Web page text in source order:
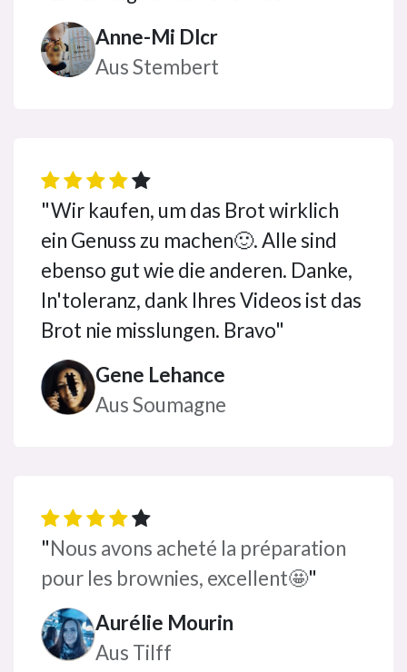
Anne-Mi Dlcr
Aus Stembert
"Wir kaufen, um das Brot wirklich
ein Genuss zu machen🙂. Alle sind
ebenso gut wie die anderen. Danke,
In'toleranz, dank Ihres Videos ist das
Brot nie misslungen. Bravo"
Gene Lehance
Aus Soumagne
"Nous avons acheté la préparation
pour les brownies, excellent🤩"
Aurélie Mourin
Aus Tilff